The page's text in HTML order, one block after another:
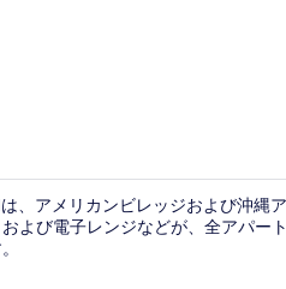
、アメリカンビレッジおよび沖縄
よび電子レンジなどが、全アパー